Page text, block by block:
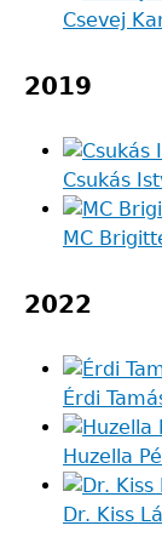
Csevej
2019
Csukás
MC
2022
Érdi
Huzella
Dr. Kiss